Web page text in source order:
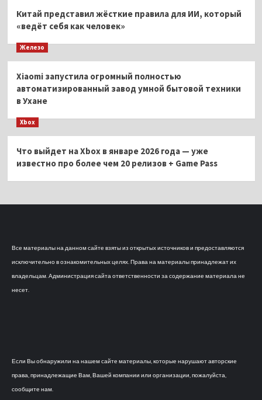
Китай представил жёсткие правила для ИИ, который
«ведёт себя как человек»
Железо
Xiaomi запустила огромный полностью
автоматизированный завод умной бытовой техники
в Ухане
Xbox
Что выйдет на Xbox в январе 2026 года — уже
известно про более чем 20 релизов + Game Pass
Все материалы на данном сайте взяты из открытых источников и предоставляются
исключительно в ознакомительных целях. Права на материалы принадлежат их
владельцам. Администрация сайта ответственности за содержание материала не
несет.
Если Вы обнаружили на нашем сайте материалы, которые нарушают авторские
права, принадлежащие Вам, Вашей компании или организации, пожалуйста,
сообщите нам.